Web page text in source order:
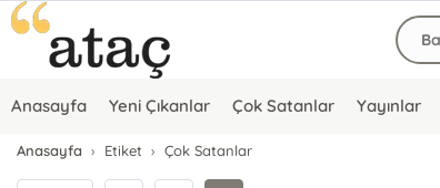
Anasayfa Yeni Çıkanlar Çok Satanlar Yayınlar
Anasayfa Etiket Çok Satanlar